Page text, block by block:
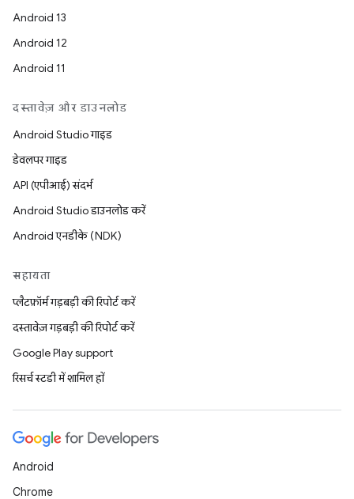
Android 13
Android 12
Android 11
दस्तावेज़ और डाउनलोड
Android Studio गाइड
डेवलपर गाइड
API (एपीआई) संदर्भ
Android Studio डाउनलोड करें
Android एनडीके (NDK)
सहायता
प्लैटफ़ॉर्म गड़बड़ी की रिपोर्ट करें
दस्तावेज़ गड़बड़ी की रिपोर्ट करें
Google Play support
रिसर्च स्टडी में शामिल हों
Android
Chrome